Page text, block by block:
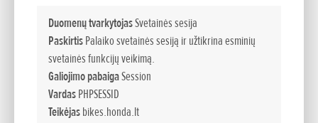
Duomenų tvarkytojasSvetainės sesija
PaskirtisPalaiko svetainės sesiją ir užtikrina esminių
svetainės funkcijų veikimą.
Galiojimo pabaigaSession
VardasPHPSESSID
Teikėjasbikes.honda.lt
Geriausias pradedančiojo pasirinkimas
Ilgiausiai krosui skirtų motociklų rinkoje parduodamas
„Honda“ modelis „CRF50F“ − idealus pradedančiojo
motociklų kroso lenktynių entuziasto pasirinkimas. Apversta
šakė, 49 cm3 darbinio tūrio, keturtaktis variklis ir lengvai